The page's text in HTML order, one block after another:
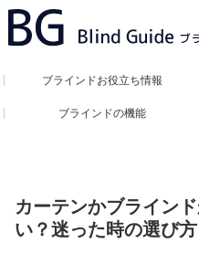
ブラインドお役立ち情報
ブラインドの機能
カーテンかブライン
い？迷った時の選び方